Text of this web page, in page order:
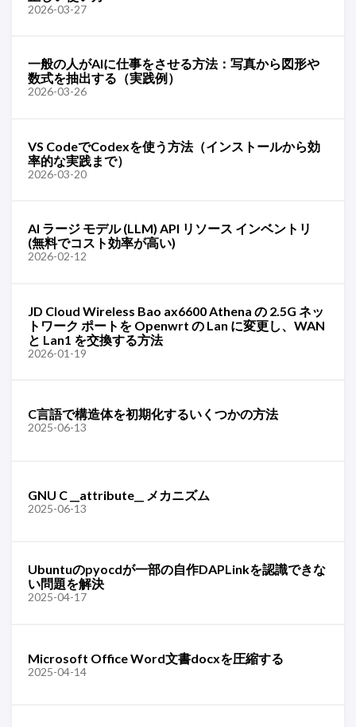
2026-03-27
一般の人がAIに仕事をさせる方法：写真から図形や
数式を抽出する（実践例）
2026-03-26
VS CodeでCodexを使う方法（インストールから効
率的な実践まで）
2026-03-20
AI ラージ モデル (LLM) API リソース インベントリ
(無料でコスト効率が高い)
2026-02-12
JD Cloud Wireless Bao ax6600 Athena の 2.5G ネッ
トワーク ポートを Openwrt の Lan に変更し、WAN
と Lan1 を交換する方法
2026-01-19
C言語で構造体を初期化するいくつかの方法
2025-06-13
GNU C __attribute__ メカニズム
2025-06-13
Ubuntuのpyocdが一部の自作DAPLinkを認識できな
い問題を解決
2025-04-17
Microsoft Office Word文書docxを圧縮する
2025-04-14